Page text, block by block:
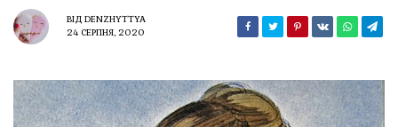
ВІД DENZHYTTYA
24 СЕРПНЯ, 2020